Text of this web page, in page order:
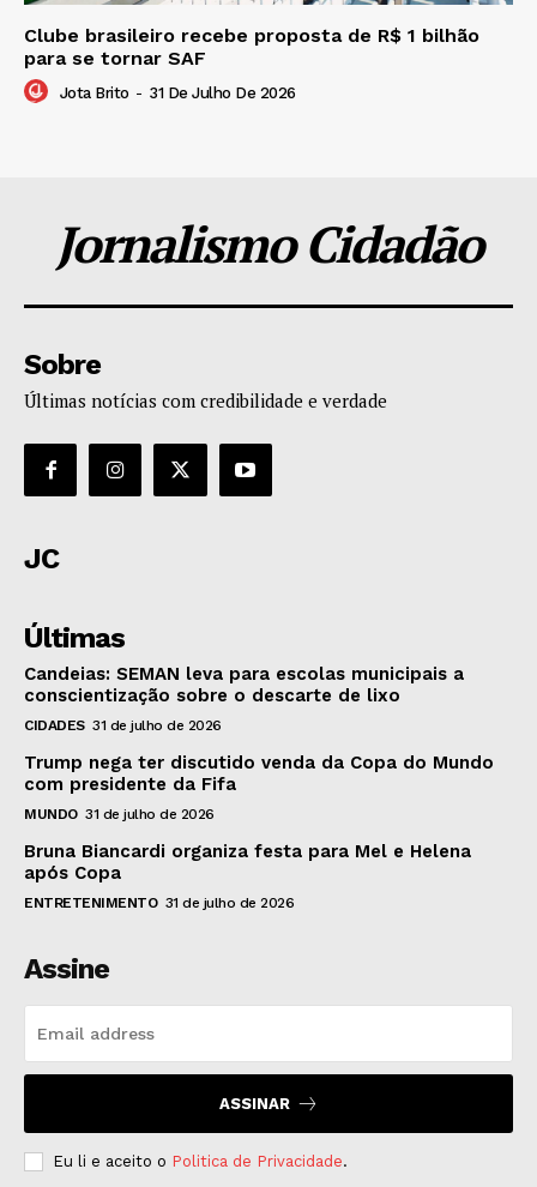
Clube brasileiro recebe proposta de R$ 1 bilhão
para se tornar SAF
Jota Brito - 31 De Julho De 2026
Jornalismo Cidadão
Sobre
Últimas notícias com credibilidade e verdade
JC
Últimas
Candeias: SEMAN leva para escolas municipais a
conscientização sobre o descarte de lixo
CIDADES 31 de julho de 2026
Trump nega ter discutido venda da Copa do Mundo
com presidente da Fifa
MUNDO 31 de julho de 2026
Bruna Biancardi organiza festa para Mel e Helena
após Copa
ENTRETENIMENTO 31 de julho de 2026
Assine
ASSINAR
Eu li e aceito o Politica de Privacidade.